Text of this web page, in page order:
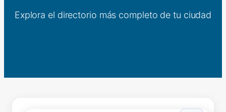
Explora el directorio más completo de tu ciudad